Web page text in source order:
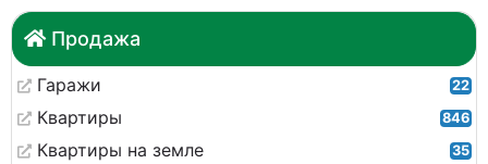
Продажа
Гаражи 22
Квартиры 846
Квартиры на земле 35